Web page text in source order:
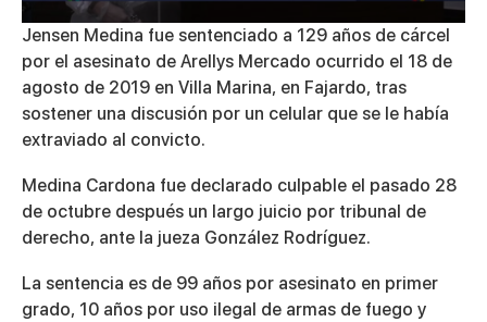
0
of
2
minutes,
34
seconds
Jensen Medina fue sentenciado a 129 años de cárcel
por el asesinato de Arellys Mercado ocurrido el 18 de
agosto de 2019 en Villa Marina, en Fajardo, tras
sostener una discusión por un celular que se le había
extraviado al convicto.
Medina Cardona fue declarado culpable el pasado 28
de octubre después un largo juicio por tribunal de
derecho, ante la jueza González Rodríguez.
La sentencia es de 99 años por asesinato en primer
grado, 10 años por uso ilegal de armas de fuego y